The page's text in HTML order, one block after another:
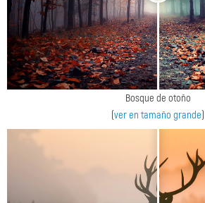
Bosque de otoño
(ver en tamaño grande)